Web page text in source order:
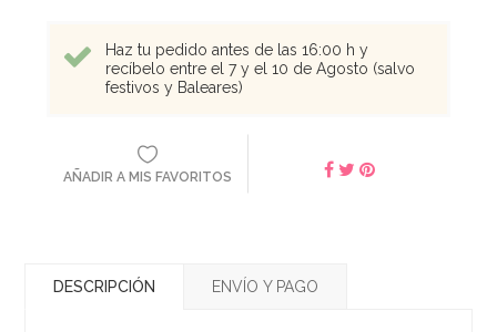
Haz tu pedido antes de las 16:00 h y
recíbelo entre el 7 y el 10 de Agosto (salvo
festivos y Baleares)
AÑADIR A MIS FAVORITOS
DESCRIPCIÓN ENVÍO Y PAGO